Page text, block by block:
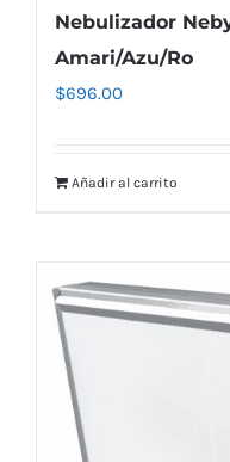
Nebulizador
Amari/Azu/Ro
$696.00
Añadir al carrito